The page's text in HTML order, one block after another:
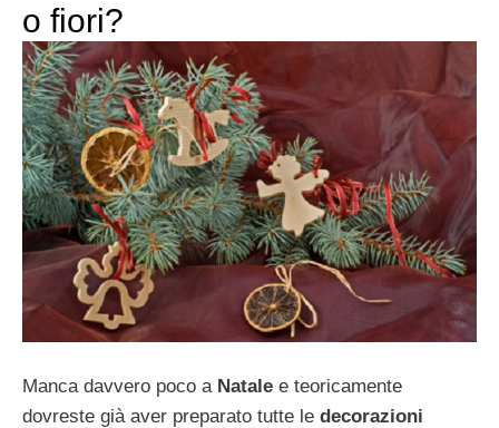
o fiori?
Manca davvero poco a Natale e teoricamente
dovreste già aver preparato tutte le decorazioni